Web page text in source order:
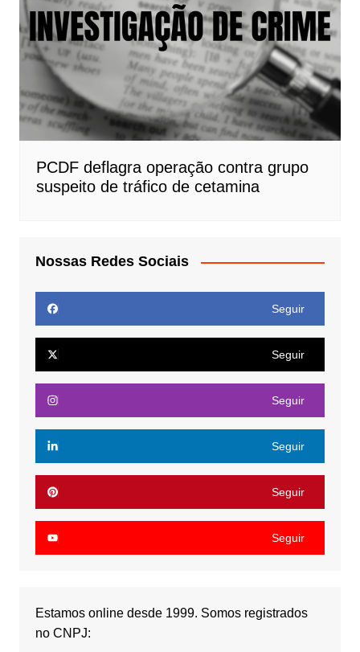
PCDF deflagra operação contra grupo
suspeito de tráfico de cetamina
Nossas Redes Sociais
Seguir
Seguir
Seguir
Seguir
Seguir
Seguir
Estamos online desde 1999. Somos registrados
no CNPJ: